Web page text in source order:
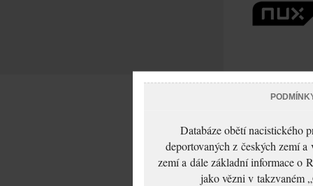
Databáze obětí nacistického
deportovaných z českých zemí
zemí a dále základní informace o
jako vězni v takzvaném